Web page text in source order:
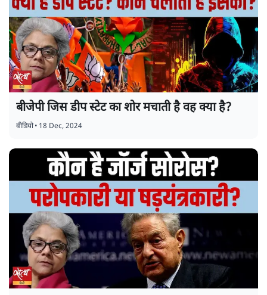
बीजेपी जिस डीप स्टेट का शोर मचाती है वह क्या है?
वीडियो• 18 Dec, 2024